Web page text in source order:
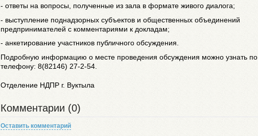
- ответы на вопросы, полученные из зала в формате живого диалога;
- выступление поднадзорных субъектов и общественных объединений
предпринимателей с комментариями к докладам;
- анкетирование участников публичного обсуждения.
Подробную информацию о месте проведения обсуждения можно узнать по
телефону: 8(82146) 27-2-54.
Отделение НДПР г. Вуктыла
Комментарии (0)
Оставить комментарий